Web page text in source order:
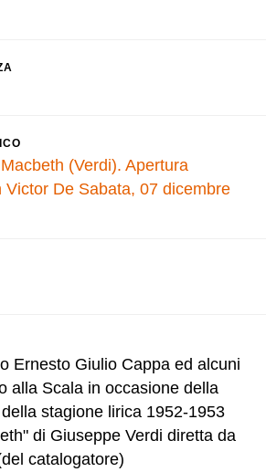
(Verdi). Apertura
Victor De Sabata, 07 dicembre
Ernesto Giulio Cappa ed alcuni
alla Scala in occasione della
stagione lirica 1952-1953
di Giuseppe Verdi diretta da
catalogatore)